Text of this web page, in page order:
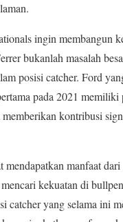
ingin membangun
bukanlah masalah
posisi catcher. Ford
pada 2021 memiliki
memberikan kontribusi
manfaat
kekuatan di
catcher yang selama ini